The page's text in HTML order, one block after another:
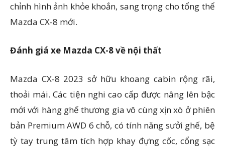
chỉnh hình ảnh khỏe khoắn, sang trọng cho tổng thể
Mazda CX-8 mới.
Đánh giá xe Mazda CX-8 về nội thất
Mazda CX-8 2023 sở hữu khoang cabin rộng rãi,
thoải mái. Các tiện nghi cao cấp được nâng lên bậc
mới với hàng ghế thương gia vô cùng xịn xò ở phiên
bản Premium AWD 6 chỗ, có tính năng sưởi ghế, bệ
tỳ tay trung tâm tích hợp khay đựng cốc, cổng sạc